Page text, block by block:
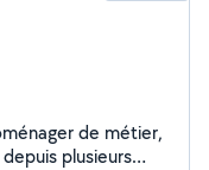
de métier,
plusieurs